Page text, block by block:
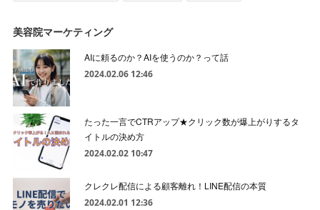
美容院マーケティング
AIに頼るのか？AIを使うのか？って話
2024.02.06 12:46
たった一言でCTRアップ★クリック数が爆上がりするタ
イトルの決め方
2024.02.02 10:47
クレクレ配信による顧客離れ！LINE配信の本質
2024.02.01 12:36